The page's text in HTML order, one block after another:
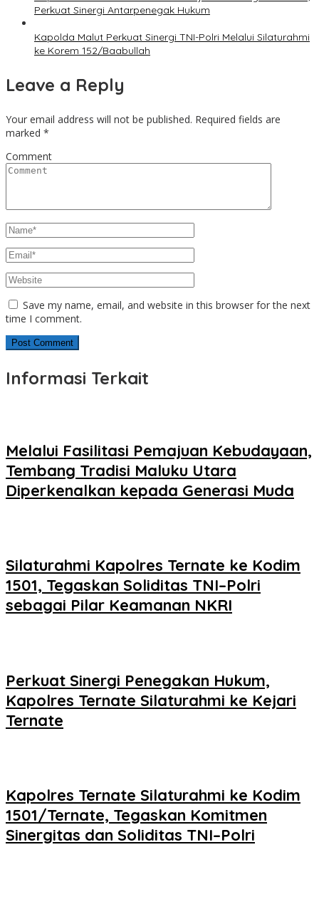
Perkuat Sinergi Antarpenegak Hukum
Kapolda Malut Perkuat Sinergi TNI-Polri Melalui Silaturahmi
ke Korem 152/Baabullah
Leave a Reply
Your email address will not be published. Required fields are
marked *
Comment
Save my name, email, and website in this browser for the next
time I comment.
Informasi Terkait
Melalui Fasilitasi Pemajuan Kebudayaan,
Tembang Tradisi Maluku Utara
Diperkenalkan kepada Generasi Muda
Silaturahmi Kapolres Ternate ke Kodim
1501, Tegaskan Soliditas TNI–Polri
sebagai Pilar Keamanan NKRI
Perkuat Sinergi Penegakan Hukum,
Kapolres Ternate Silaturahmi ke Kejari
Ternate
Kapolres Ternate Silaturahmi ke Kodim
1501/Ternate, Tegaskan Komitmen
Sinergitas dan Soliditas TNI–Polri